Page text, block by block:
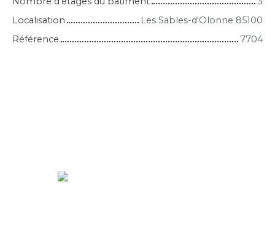
Localisation
Les Sables-d'Olonne 85100
Référence
7704